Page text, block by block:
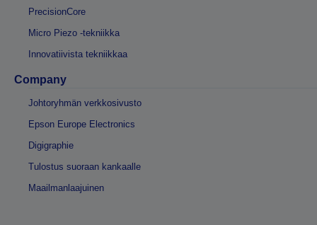
PrecisionCore
Micro Piezo -tekniikka
Innovatiivista tekniikkaa
Company
Johtoryhmän verkkosivusto
Epson Europe Electronics
Digigraphie
Tulostus suoraan kankaalle
Maailmanlaajuinen